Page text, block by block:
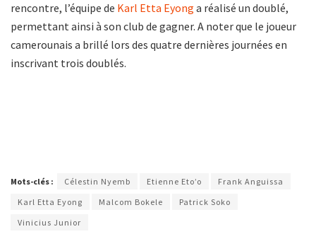
rencontre, l’équipe de Karl Etta Eyong a réalisé un doublé,
permettant ainsi à son club de gagner. A noter que le joueur
camerounais a brillé lors des quatre dernières journées en
inscrivant trois doublés.
Mots-clés : Célestin Nyemb Etienne Eto’o
Frank Anguissa
Karl Etta Eyong
Malcom Bokele
Patrick Soko
Vinicius Junior